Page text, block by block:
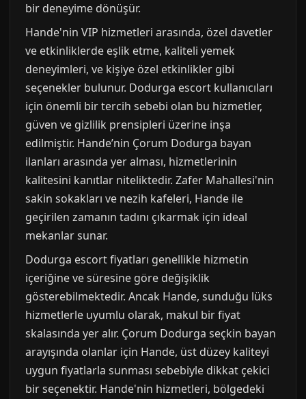
bir deneyime dönüşür.
Hande'nin VIP hizmetleri arasında, özel davetler
ve etkinliklerde eşlik etme, kaliteli yemek
deneyimleri, ve kişiye özel etkinlikler gibi
seçenekler bulunur. Dodurga escort kullanıcıları
için önemli bir tercih sebebi olan bu hizmetler,
güven ve gizlilik prensipleri üzerine inşa
edilmiştir. Hande’nin Çorum Dodurga bayan
ilanları arasında yer alması, hizmetlerinin
kalitesini kanıtlar niteliktedir. Zafer Mahallesi'nin
sakin sokakları ve nezih kafeleri, Hande ile
geçirilen zamanın tadını çıkarmak için ideal
mekanlar sunar.
Dodurga escort fiyatları genellikle hizmetin
içeriğine ve süresine göre değişiklik
gösterebilmektedir. Ancak Hande, sunduğu lüks
hizmetlerle uyumlu olarak, makul bir fiyat
skalasında yer alır. Çorum Dodurga seçkin bayan
arayışında olanlar için Hande, üst düzey kaliteyi
uygun fiyatlarla sunması sebebiyle dikkat çekici
bir seçenektir. Hande'nin hizmetleri, bölgedeki